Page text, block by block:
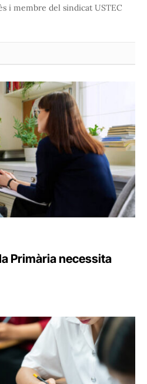
i membre del sindicat USTEC
Primària necessita